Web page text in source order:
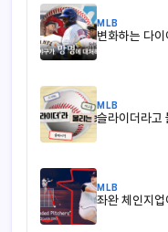
MLB
변화하는 다이
MLB
슬라이더라고
MLB
좌완 체인지